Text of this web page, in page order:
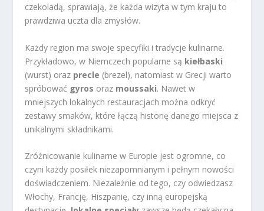
czekoladą, sprawiają, że każda wizyta w tym kraju to
prawdziwa uczta dla zmysłów.
Każdy region ma swoje specyfiki i tradycje kulinarne.
Przykładowo, w Niemczech popularne są kiełbaski
(wurst) oraz precle (brezel), natomiast w Grecji warto
spróbować gyros oraz moussaki. Nawet w
mniejszych lokalnych restauracjach można odkryć
zestawy smaków, które łączą historię danego miejsca z
unikalnymi składnikami.
Zróżnicowanie kulinarne w Europie jest ogromne, co
czyni każdy posiłek niezapomnianym i pełnym nowości
doświadczeniem. Niezależnie od tego, czy odwiedzasz
Włochy, Francję, Hiszpanię, czy inną europejską